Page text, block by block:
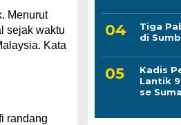
Menurut
sejak waktu
Kata
randang
Tiga
di
Kadis
Lantik
se